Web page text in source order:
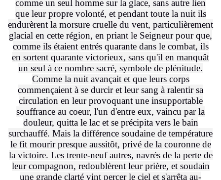
comme un seul homme sur la glace, sans autre lien
que leur propre volonté, et pendant toute la nuit ils
endurèrent la morsure cruelle du vent, particulièrement
glacial en cette région, en priant le Seigneur pour que,
comme ils étaient entrés quarante dans le combat, ils
en sortent quarante victorieux, sans qu'il en manquât
un seul à ce nombre sacré, symbole de plénitude.
Comme la nuit avançait et que leurs corps
commençaient à se durcir et leur sang à ralentir sa
circulation en leur provoquant une insupportable
souffrance au coeur, l'un d'entre eux, vaincu par la
douleur, quitta le lac et se précipita vers le bain
surchauffé. Mais la différence soudaine de température
le fit mourir presque aussitôt, privé de la couronne de
la victoire. Les trente-neuf autres, navrés de la perte de
leur compagnon, redoublèrent leur prière, et soudain
une grande clarté vint percer le ciel et s'arrêta au-